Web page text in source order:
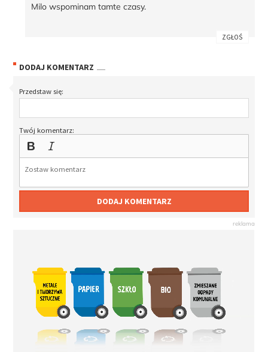
Milo wspominam tamte czasy.
ZGŁOŚ
DODAJ KOMENTARZ
Przedstaw się:
Twój komentarz:
DODAJ KOMENTARZ